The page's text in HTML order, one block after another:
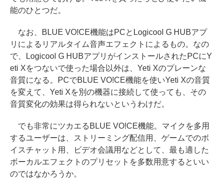
能のひとつだ。
なお、BLUE VO!CE機能はPCとLogicool G HUBアプ
リによるリアルタイム音声エフェクトによるもの。なの
で、Logicool G HUBアプリがインストールされたPCにY
eti Xをつないで使った場合以外は、Yeti Xのプレーンな
音質になる。PCでBLUE VO!CE機能を使いYeti Xの音質
を変えて、Yeti Xを別の機器に接続して使っても、その
音質変化の効果は得られないというわけだ。
でも非常にツカエるBLUE VO!CE機能。マイクを多用
するユーザーは、ストリーミング配信用、ゲームでのボ
イスチャット用、ビデオ会議用などとして、最も適した
ボーカルエフェクトのプリセットを多数用意するといい
のではなかろうか。